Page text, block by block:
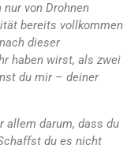
von Drohnen
bereits vollkommen
dieser
haben wirst, als zwei
du mir – deiner
allem darum, dass du
du es nicht